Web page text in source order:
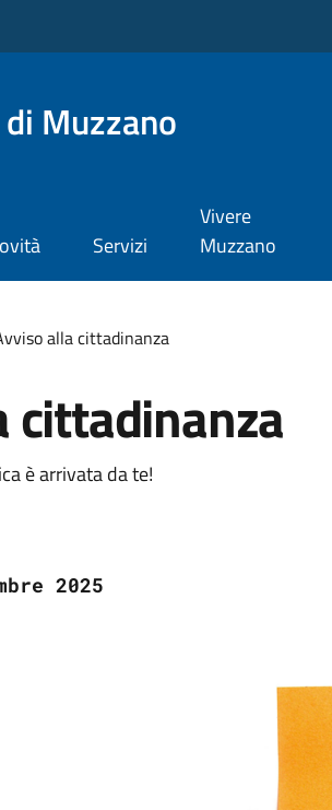
Muzzano
Servizi
Vivere
Muzzano
alla cittadinanza
cittadinanza
è arrivata da te!
2025